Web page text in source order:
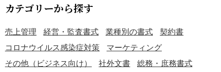
カテゴリーから探す
売上管理 経営・監査書式 業種別の書式
契約書
コロナウイルス感染症対策
マーケティング
その他（ビジネス向け）
社外文書
総務・庶務書式